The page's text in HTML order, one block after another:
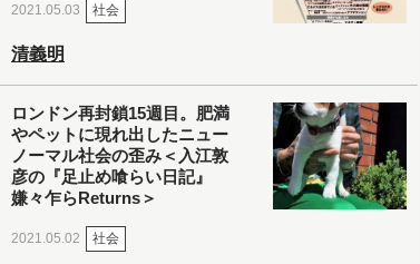
2021.05.03 社会
清義明
ロンドン再封鎖15週目。肥満
やペットに現れ出したニュー
ノーマル社会の歪み＜入江敦
彦の『足止め喰らい日記』
嫌々乍らReturns＞
2021.05.02 社会